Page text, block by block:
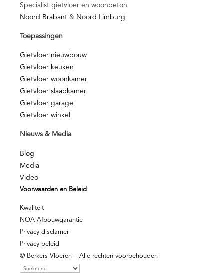
Specialist gietvloer en woonbeton
Noord Brabant & Noord Limburg
Toepassingen
Gietvloer nieuwbouw
Gietvloer keuken
Gietvloer woonkamer
Gietvloer slaapkamer
Gietvloer garage
Gietvloer winkel
Nieuws & Media
Blog
Media
Video
Voorwaarden en Beleid
Kwaliteit
NOA Afbouwgarantie
Privacy disclamer
Privacy beleid
© Berkers Vloeren – Alle rechten voorbehouden